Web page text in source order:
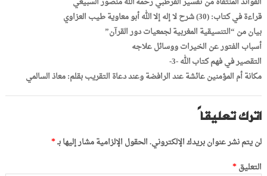
قراءة في كتاب: (30) شرح لا إله إلا الله أبو معاوية طيب العزاوي
بيان من “التنسيقية المغربية لجمعيات دور القرآن”
أسباب الفتور عن الخيرات ووسائل علاجه
التقصير في فهم كتاب الله -3-
مكانة أم المؤمنين عائشة عند الرافضة وعند دعاة التقريب بقلم: معاذ السالمي
اترك تعليقاً
لن يتم نشر عنوان بريدك الإلكتروني.الحقول الإلزامية مشار إليها بـ*
التعليق*